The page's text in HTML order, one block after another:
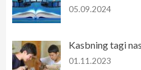
05.09.2024
Kasbning tagi
01.11.2023